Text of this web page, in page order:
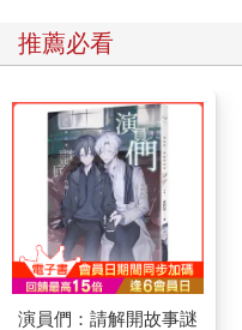
推薦必看
演員們：請解開故事謎